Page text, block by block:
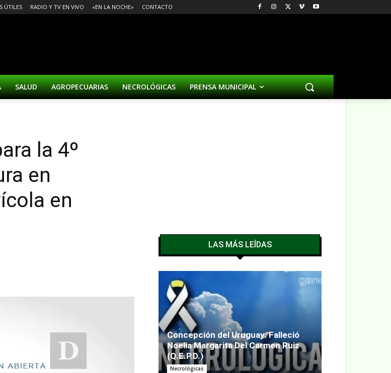
ÚTILES RADIO Y TV EN VIVO «EN LA NOCHE» CONTACTO
SALUD AGROPECUARIAS NECROLÓGICAS PRENSA MUNICIPAL
la 4º
en
en
LAS MÁS LEÍDAS
Concepción del Uruguay: Falleció
Noelia Margarita Del Carmen Ruiz
(Q.E.P.D.)
Necrológicas 6 de agosto de 2026